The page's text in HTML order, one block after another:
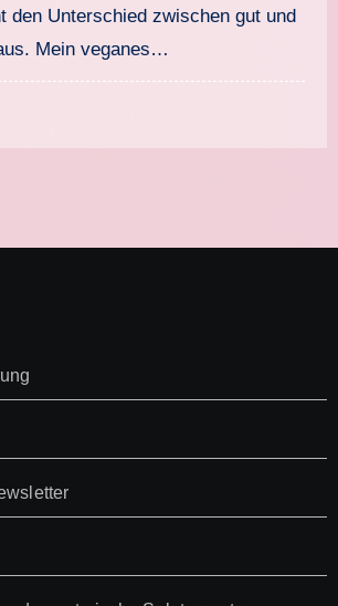
den Unterschied zwischen gut und
Mein veganes…